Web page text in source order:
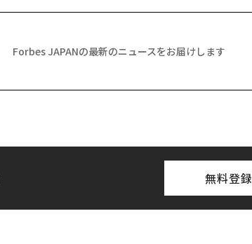
Forbes JAPANの最新のニュースをお届けします
無料登録